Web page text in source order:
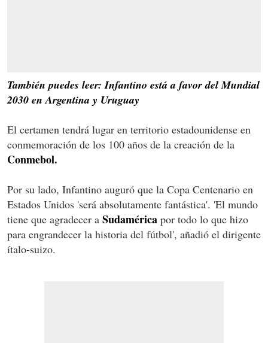
También puedes leer: Infantino está a favor del Mundial
2030 en Argentina y Uruguay
El certamen tendrá lugar en territorio estadounidense en
conmemoración de los 100 años de la creación de la
Conmebol.
Por su lado, Infantino auguró que la Copa Centenario en
Estados Unidos 'será absolutamente fantástica'. 'El mundo
tiene que agradecer a Sudamérica por todo lo que hizo
para engrandecer la historia del fútbol', añadió el dirigente
ítalo-suizo.